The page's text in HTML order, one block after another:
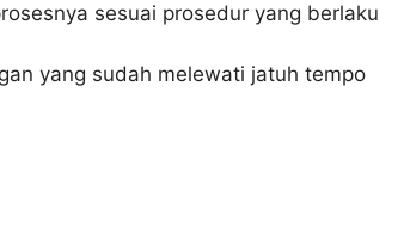
sesuai prosedur yang berlaku
yang sudah melewati jatuh tempo